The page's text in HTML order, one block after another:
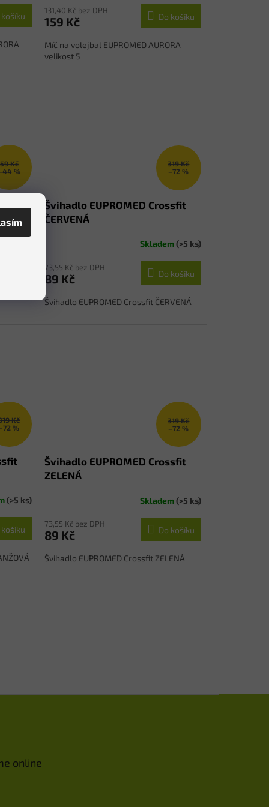
košíku
131,40 Kč bez DPH
159 Kč Do košíku
Míč na volejbal EUPROMED AURORA
velikost 5
59 Kč
%
319 Kč
–72 %
Švihadlo EUPROMED Crossfit
ČERVENÁ
Skladem(>5 ks)
73,55 Kč bez DPH
89 Kč Do košíku
Švihadlo EUPROMED Crossfit ČERVENÁ
Kč
–72 %
(>5 ks)
košíku
319 Kč
–72 %
Švihadlo EUPROMED Crossfit
ZELENÁ
Skladem(>5 ks)
73,55 Kč bez DPH
89 Kč Do košíku
Švihadlo EUPROMED Crossfit ZELENÁ
online